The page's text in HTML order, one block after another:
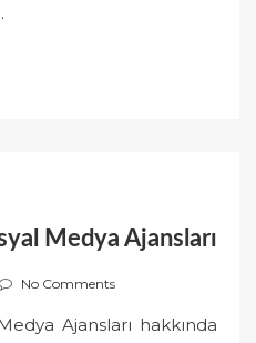
Medya Ajansları
No Comments
Ajansları hakkında